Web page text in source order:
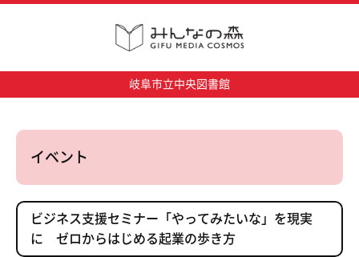
岐阜市立中央図書館
イベント
ビジネス支援セミナー「やってみたいな」を現実
に ゼロからはじめる起業の歩き方